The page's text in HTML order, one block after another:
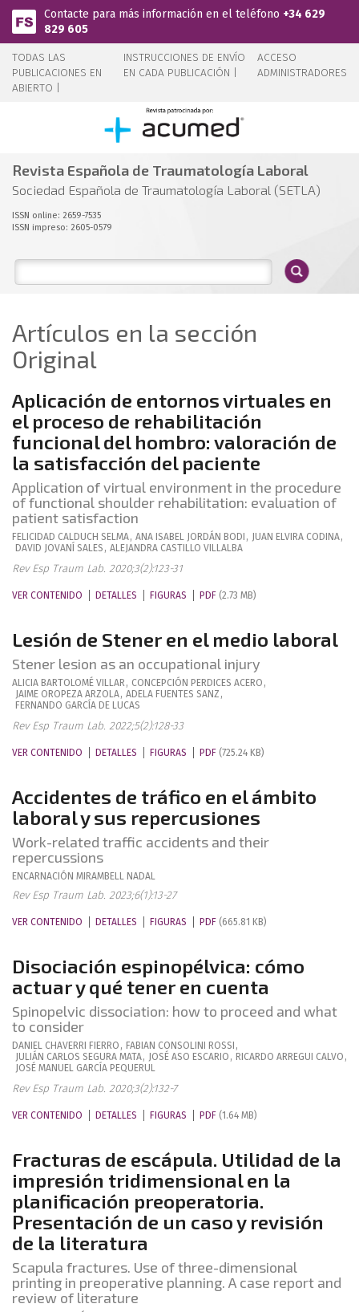
Pasar al contenido principal
Contacte para más información en el teléfono +34 629
829 605
TODAS LAS
PUBLICACIONES EN
ABIERTO |
INSTRUCCIONES DE ENVÍO
EN CADA PUBLICACIÓN |
ACCESO
ADMINISTRADORES
Revista Española de Traumatología Laboral
Sociedad Española de Traumatología Laboral (SETLA)
ISSN online: 2659-7535
ISSN impreso: 2605-0579
Artículos en la sección
Original
Aplicación de entornos virtuales en
el proceso de rehabilitación
funcional del hombro: valoración de
la satisfacción del paciente
Application of virtual environment in the procedure
of functional shoulder rehabilitation: evaluation of
patient satisfaction
FELICIDAD CALDUCH SELMA, ANA ISABEL JORDÁN BODI , JUAN ELVIRA CODINA,
DAVID
JOVANÍ SALES , ALEJANDRA CASTILLO VILLALBA
Rev Esp Traum Lab. 2020;3(2):123-31
VER CONTENIDO DETALLES FIGURAS PDF (2.73 MB)
Lesión de Stener en el medio laboral
Stener lesion as an occupational injury
ALICIA BARTOLOMÉ VILLAR, CONCEPCIÓN PERDICES ACERO ,
JAIME OROPEZA ARZOLA, ADELA FUENTES SANZ ,
FERNANDO GARCÍA DE LUCAS
Rev Esp Traum Lab. 2022;5(2):128-33
VER CONTENIDO DETALLES FIGURAS PDF (725.24 KB)
Accidentes de tráfico en el ámbito
laboral y sus repercusiones
Work-related traffic accidents and their
repercussions
ENCARNACIÓN MIRAMBELL NADAL
Rev Esp Traum Lab. 2023;6(1):13-27
VER CONTENIDO DETALLES FIGURAS PDF (665.81 KB)
Disociación espinopélvica: cómo
actuar y qué tener en cuenta
Spinopelvic dissociation: how to proceed and what
to consider
DANIEL CHAVERRI FIERRO , FABIAN CONSOLINI ROSSI ,
JULIÁN CARLOS SEGURA MATA, JOSÉ ASO ESCARIO , RICARDO ARREGUI CALVO ,
JOSÉ MANUEL GARCÍA PEQUERUL
Rev Esp Traum Lab. 2020;3(2):132-7
VER CONTENIDO DETALLES FIGURAS PDF (1.64 MB)
Fracturas de escápula. Utilidad de la
impresión tridimensional en la
planificación preoperatoria.
Presentación de un caso y revisión
de la literatura
Scapula fractures. Use of three-dimensional
printing in preoperative planning. A case report and
review of literature